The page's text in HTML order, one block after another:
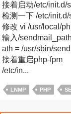
接着启动/etc/init.d/
检测一下 /etc/
修改 vi /usr/local/
输入/
ath = /usr/sbin/
接着重启php-fpm
/etc/in...
LNMP PHP